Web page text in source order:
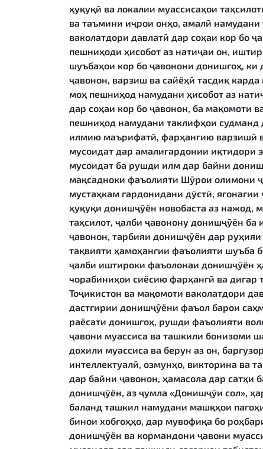
ҳуқуқӣ ва локалии муассисаҳои
ва таъмини иҷрои онҳо, амалӣ
ваколатдори давлатӣ дар соҳаи кор бо
пешниҳоди ҳисобот аз натиҷаи он,
шуъбаҳои кор бо ҷавонони донишгоҳ,
ҷавонон, варзиш ва сайёҳӣ тасдиқ
моҳ пешниҳод намудани ҳисобот аз
дар соҳаи кор бо ҷавонон, ба мақомоти
пешниҳод намудани таклифҳои
илмию маърифатӣ, фарҳангию варзишӣ
мусоидат дар амалигардонии иқтидори
мусоидат ба рушди илм дар байни
мақсадноки фаъолияти Шӯрои олимони
мустаҳкам гардонидани дӯстӣ,
ҳуқуқи донишҷӯён новобаста аз нажод,
таҳсилот, ҷалби ҷавонону донишҷӯён
ҷавонон, тарбияи донишҷӯён дар
тақвияти ҳамоҳангии фаъолияти шуъба
ҷалби иштироки фаъолонаи донишҷӯён
чорабиниҳои сиёсию фарҳангӣ ва
Тоҷикистон ва мақомоти ваколатдори
дастгирии донишҷӯёни фаъол барои
раёсати донишгоҳ, рушди фаъолияти
ҷавони муассиса ва ташкили бонизоми
дохили муассиса ва берун аз он,
интеллектуалӣ, озмунҳо, викторина ва
дар байни ҷавонон, ҳамасола дар сатҳи
донишҷӯён, аз ҷумла «Донишҷӯи сол»,
баланд ташкил намудани машқҳои
бинои хобгоҳҳо, дар мувофиқа бо
донишҷӯён ва кормандони ҷавони